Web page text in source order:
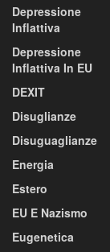
Depressione
Inflattiva
Depressione
Inflattiva In EU
DEXIT
Disuglianze
Disuguaglianze
Energia
Estero
EU E Nazismo
Eugenetica